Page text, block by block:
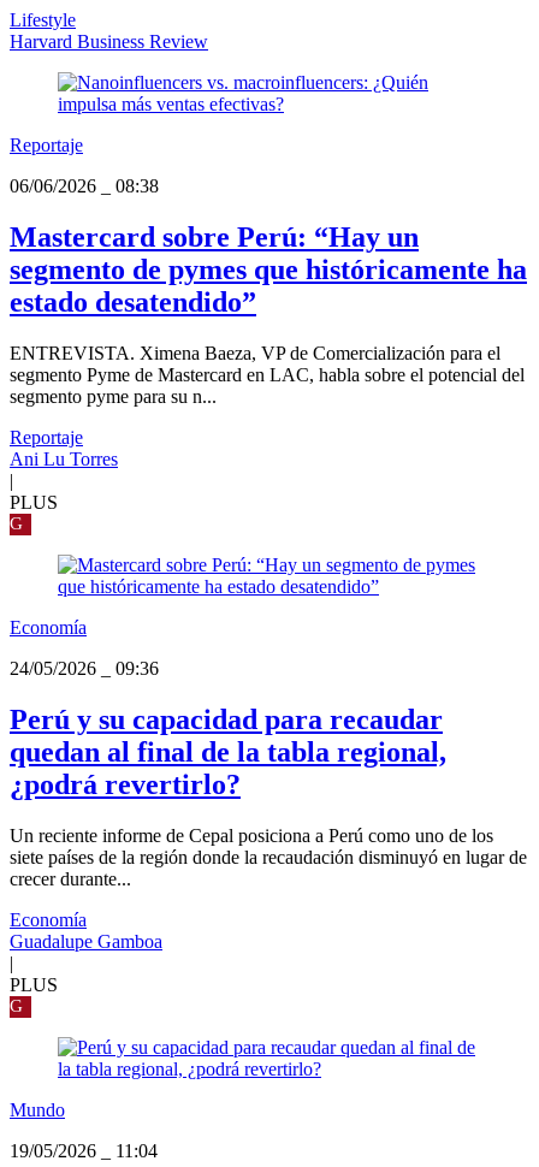
Lifestyle
Harvard Business Review
Reportaje
06/06/2026
08:38
Mastercard sobre Perú: “Hay un
segmento de pymes que históricamente ha
estado desatendido”
ENTREVISTA. Ximena Baeza, VP de Comercialización para el
segmento Pyme de Mastercard en LAC, habla sobre el potencial del
segmento pyme para su n...
Reportaje
Ani Lu Torres
|
PLUS
G
Economía
24/05/2026
09:36
Perú y su capacidad para recaudar
quedan al final de la tabla regional,
¿podrá revertirlo?
Un reciente informe de Cepal posiciona a Perú como uno de los
siete países de la región donde la recaudación disminuyó en lugar de
crecer durante...
Economía
Guadalupe Gamboa
|
PLUS
G
Mundo
19/05/2026
11:04